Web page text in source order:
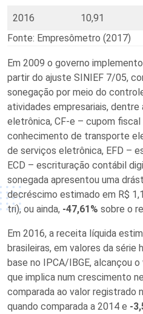
2016
10,91
Fonte: Empresômetro (2017)
Em 2009 o governo
partir do ajuste SINIEF 7/05,
sonegação por meio do
atividades empresariais, dentre
eletrônica, CF-e – cupom
conhecimento de transporte
de serviços eletrônica, EFD –
ECD – escrituração contábil
sonegada apresentou uma
decréscimo estimado em R$
tri), ou ainda, -47,61% sobre o
Em 2016, a receita líquida
brasileiras, em valores da série
base no IPCA/IBGE, alcançou
que implica num crescimento
comparada ao valor registrado
quando comparada a 2014 e -